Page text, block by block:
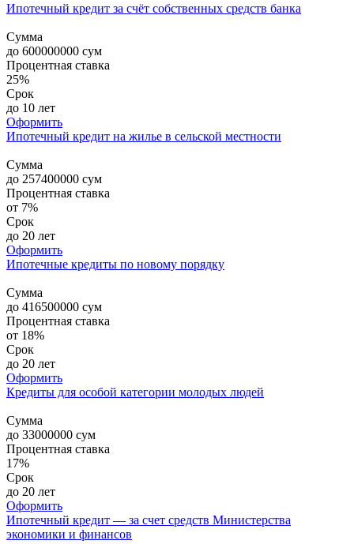
Ипотечный кредит за счёт собственных средств банка
Сумма
до 600000000 сум
Процентная ставка
25%
Срок
до 10 лет
Оформить
Ипотечный кредит на жилье в сельской местности
Сумма
до 257400000 сум
Процентная ставка
от 7%
Срок
до 20 лет
Оформить
Ипотечные кредиты по новому порядку
Сумма
до 416500000 сум
Процентная ставка
от 18%
Срок
до 20 лет
Оформить
Кредиты для особой категории молодых людей
Сумма
до 33000000 сум
Процентная ставка
17%
Срок
до 20 лет
Оформить
Ипотечный кредит — за счет средств Министерства
экономики и финансов